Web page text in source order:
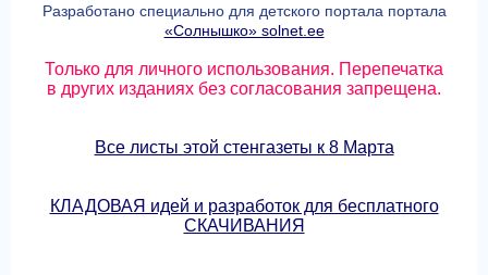
Разработано специально для детского портала портала
«Солнышко» solnet.ee
Только для личного использования. Перепечатка
в других изданиях без согласования запрещена.
Все листы этой стенгазеты к 8 Марта
КЛАДОВАЯ идей и разработок для бесплатного
СКАЧИВАНИЯ